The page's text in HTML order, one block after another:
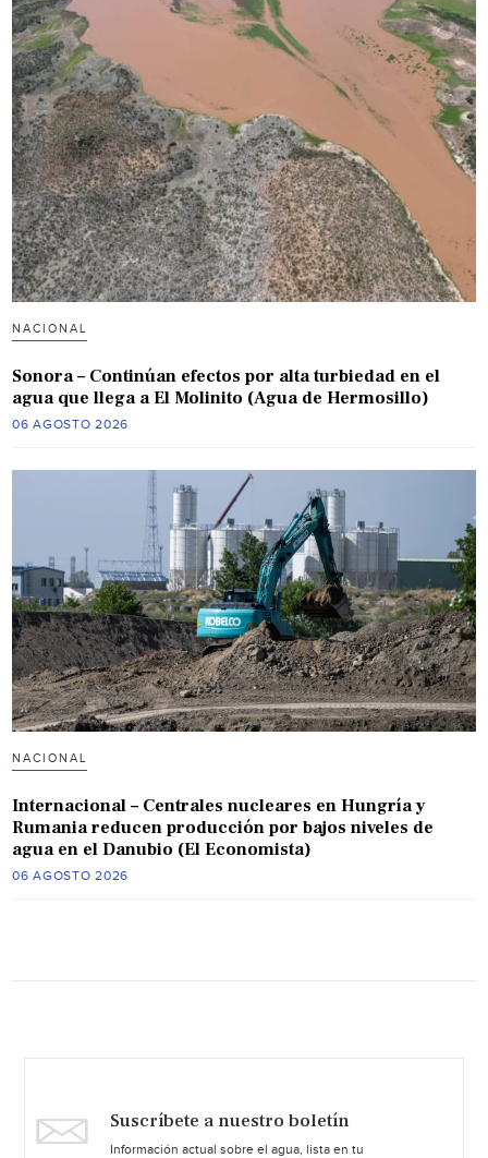
NACIONAL
Sonora – Continúan efectos por alta turbiedad en el
agua que llega a El Molinito (Agua de Hermosillo)
06 AGOSTO 2026
NACIONAL
Internacional – Centrales nucleares en Hungría y
Rumania reducen producción por bajos niveles de
agua en el Danubio (El Economista)
06 AGOSTO 2026
Suscríbete a nuestro boletín
Información actual sobre el agua, lista en tu